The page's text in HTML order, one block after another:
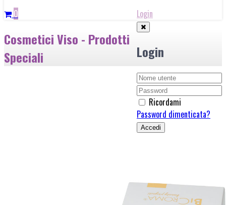
Login
Login
Ricordami
Password dimenticata?
Accedi
0
Cosmetici Viso - Prodotti
Speciali